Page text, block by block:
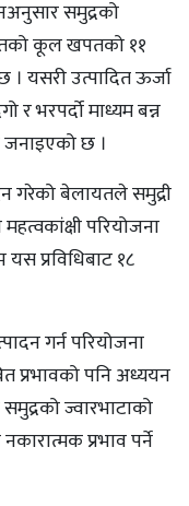
समुद्रको
कूल खपतको ११
। यसरी उत्पादित ऊर्जा
र भरपर्दो माध्यम बन्न
छ ।
गरेको बेलायतले समुद्री
परियोजना
प्रविधिबाट १८
गर्न परियोजना
प्रभावको पनि अध्ययन
ज्वारभाटाको
प्रभाव पर्ने